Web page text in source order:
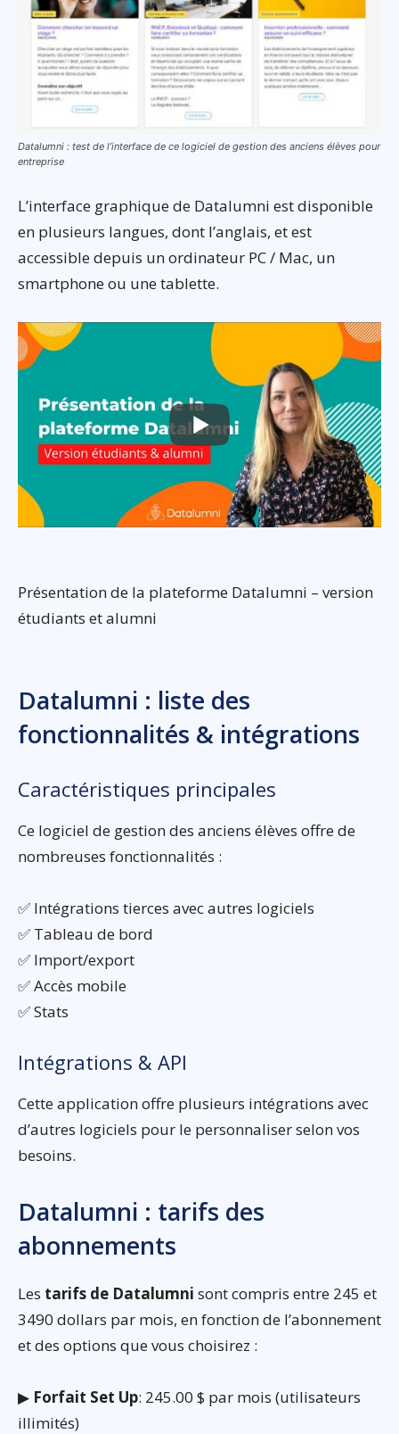
Datalumni : test de l’interface de ce logiciel de gestion des anciens élèves pour
entreprise
L’interface graphique de Datalumni est disponible
en plusieurs langues, dont l’anglais, et est
accessible depuis un ordinateur PC / Mac, un
smartphone ou une tablette.
Présentation de la plateforme Datalumni – version
étudiants et alumni
Datalumni : liste des
fonctionnalités & intégrations
Caractéristiques principales
Ce logiciel de gestion des anciens élèves offre de
nombreuses fonctionnalités :
✅ Intégrations tierces avec autres logiciels
✅ Tableau de bord
✅ Import/export
✅ Accès mobile
✅ Stats
Intégrations & API
Cette application offre plusieurs intégrations avec
d’autres logiciels pour le personnaliser selon vos
besoins.
Datalumni : tarifs des
abonnements
Les tarifs de Datalumni sont compris entre 245 et
3490 dollars par mois, en fonction de l’abonnement
et des options que vous choisirez :
▶ Forfait Set Up: 245.00 $ par mois (utilisateurs
illimités)